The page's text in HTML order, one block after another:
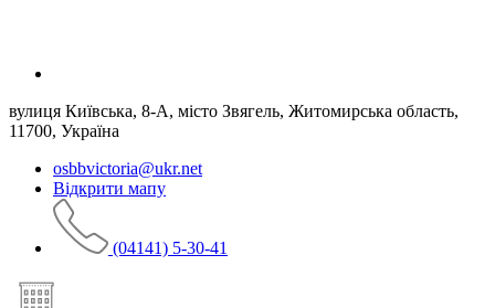
вулиця Київська, 8-А, місто Звягель, Житомирська область,
11700, Україна
osbbvictoria@ukr.net
Відкрити мапу
(04141) 5-30-41